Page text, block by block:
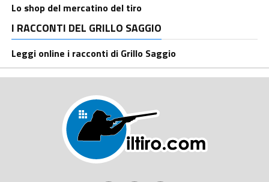
Lo shop del mercatino del tiro
I RACCONTI DEL GRILLO SAGGIO
Leggi online i racconti di Grillo Saggio